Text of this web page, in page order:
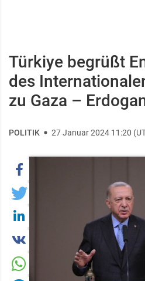
Türkiye begrüßt
des
zu Gaza –
POLITIK 27 Januar 2024 11:20